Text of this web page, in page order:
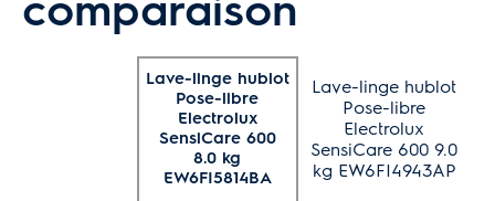
Lave-linge hublot
Pose-libre
Electrolux
SensiCare 600
8.0 kg
EW6FI5814BA
Lave-linge hublot
Pose-libre
Electrolux
SensiCare 600 9.0
kg EW6FI4943AP